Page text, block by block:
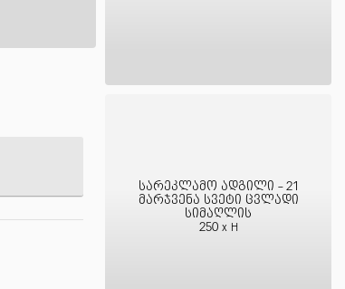
სარეკლამო ადგილი - 21
მარჯვენა სვეტი ცვლადი
სიმაღლის
250 x H